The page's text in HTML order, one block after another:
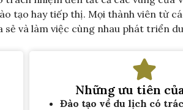
tạo hay tiếp thị. Mọi thành viên từ
sẻ và làm việc cùng nhau phát triển
Những ưu tiên
Đào tạo về du lịch có